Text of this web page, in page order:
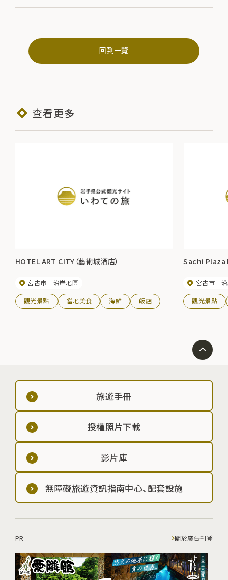
回到一覽
查看更多
HOTEL ART CITY（藝術城酒店）
宮古市 沿岸地區
觀光景點 當地美食 海鮮 飯店
Sachi Plaza
宮古市
觀光景點
旅遊手冊
授權照片下載
影片庫
無障礙旅遊資訊指南中心、配套設施
PR 關於廣告刊登